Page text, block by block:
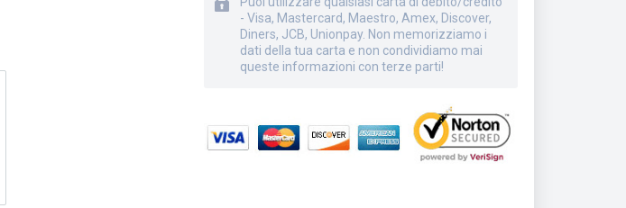
- Visa, Mastercard, Maestro, Amex, Discover,
Diners, JCB, Unionpay. Non memorizziamo i
dati della tua carta e non condividiamo mai
queste informazioni con terze parti!